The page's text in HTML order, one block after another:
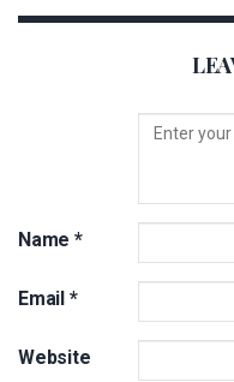
Name *
Email *
Website